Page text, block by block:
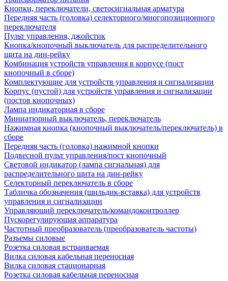
Кнопки, переключатели, светосигнальная арматура
Передняя часть (головка) селекторного/многопозиционного
переключателя
Пульт управления, джойстик
Кнопка/кнопочный выключатель для распределительного
щита на дин-рейку
Комбинация устройств управления в корпусе (пост
кнопочный в сборе)
Комплектующие для устройств управления и сигнализации
Корпус (пустой) для устройств управления и сигнализации
(постов кнопочных)
Лампа индикаторная в сборе
Миниатюрный выключатель, переключатель
Нажимная кнопка (кнопочный выключатель/переключатель) в
сборе
Передняя часть (головка) нажимной кнопки
Подвесной пульт управления/пост кнопочный
Световой индикатор (лампа сигнальная) для
распределительного щита на дин-рейку
Селекторный переключатель в сборе
Табличка обозначения (шильдик-вставка) для устройств
управления и сигнализации
Управляющий переключатель/командоконтроллер
Пускорегулирующая аппаратура
Частотный преобразователь (преобразователь частоты)
Разъемы силовые
Розетка силовая встраиваемая
Вилка силовая кабельная переносная
Вилка силовая стационарная
Розетка силовая кабельная переносная